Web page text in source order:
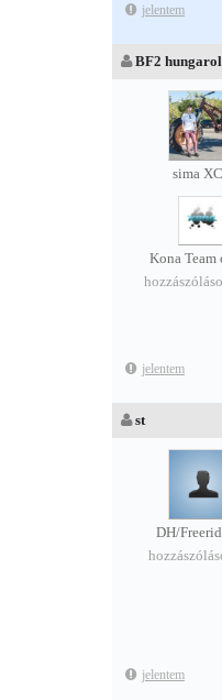
jelentem
BF2
sima
Kona Team
jelentem
st
DH/
jelentem